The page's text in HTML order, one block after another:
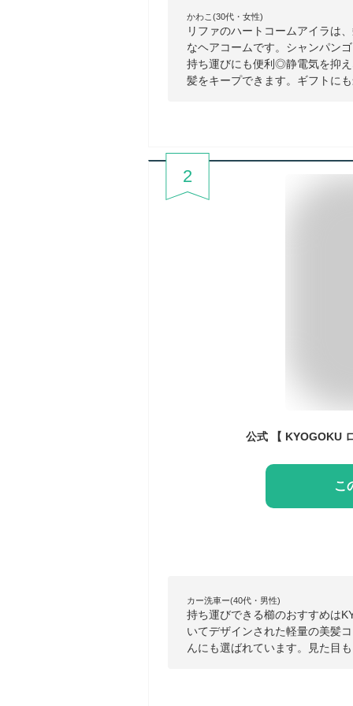
かわこ(30代・女性)
リファのハートコームアイラは
なヘアコームです。シャンパン
持ち運びにも便利◎静電気を抑
髪をキープできます。ギフトに
2
こ
カー洗車ー(40代・男性)
持ち運びできる櫛のおすすめは
いてデザインされた軽量の美髪
んにも選ばれています。見た目